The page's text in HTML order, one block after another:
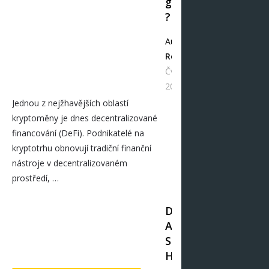
?
Autor
Redakce
Čvc 18,
2021
Jednou z nejžhavějších oblastí
kryptoměny je dnes decentralizované
financování (DeFi). Podnikatelé na
kryptotrhu obnovují tradiční finanční
nástroje v decentralizovaném
prostředí, …
D
A
S
H